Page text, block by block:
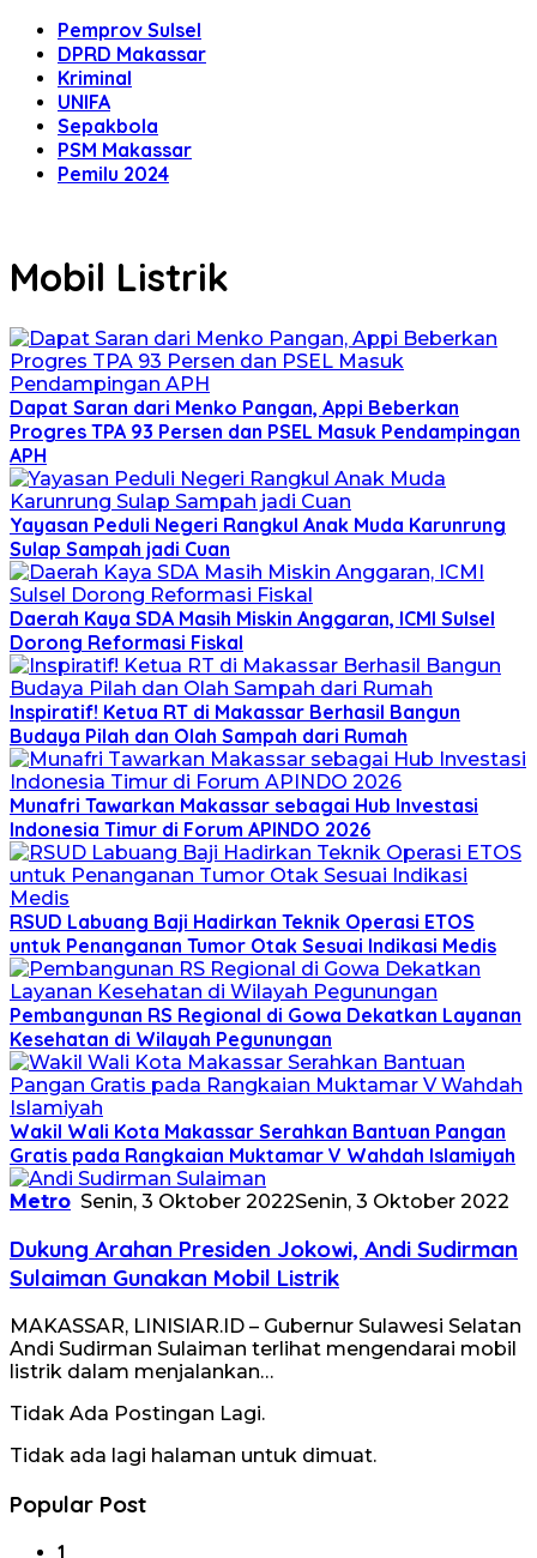
Pemprov Sulsel
DPRD Makassar
Kriminal
UNIFA
Sepakbola
PSM Makassar
Pemilu 2024
Mobil Listrik
Dapat Saran dari Menko Pangan, Appi Beberkan
Progres TPA 93 Persen dan PSEL Masuk Pendampingan
APH
Yayasan Peduli Negeri Rangkul Anak Muda Karunrung
Sulap Sampah jadi Cuan
Daerah Kaya SDA Masih Miskin Anggaran, ICMI Sulsel
Dorong Reformasi Fiskal
Inspiratif! Ketua RT di Makassar Berhasil Bangun
Budaya Pilah dan Olah Sampah dari Rumah
Munafri Tawarkan Makassar sebagai Hub Investasi
Indonesia Timur di Forum APINDO 2026
RSUD Labuang Baji Hadirkan Teknik Operasi ETOS
untuk Penanganan Tumor Otak Sesuai Indikasi Medis
Pembangunan RS Regional di Gowa Dekatkan Layanan
Kesehatan di Wilayah Pegunungan
Wakil Wali Kota Makassar Serahkan Bantuan Pangan
Gratis pada Rangkaian Muktamar V Wahdah Islamiyah
Metro Senin, 3 Oktober 2022Senin, 3 Oktober 2022
Dukung Arahan Presiden Jokowi, Andi Sudirman
Sulaiman Gunakan Mobil Listrik
MAKASSAR, LINISIAR.ID – Gubernur Sulawesi Selatan
Andi Sudirman Sulaiman terlihat mengendarai mobil
listrik dalam menjalankan…
Tidak Ada Postingan Lagi.
Tidak ada lagi halaman untuk dimuat.
Popular Post
1